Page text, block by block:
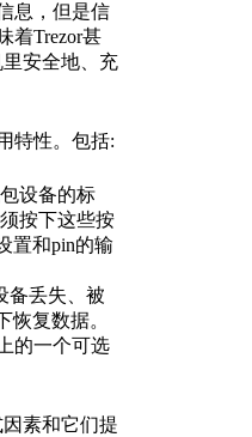
息，但是信
着Trezor甚
安全地、充
特性。包括:
设备的标
按下这些按
置和pin的输
备丢失、被
恢复数据。
的一个可选
素和它们提